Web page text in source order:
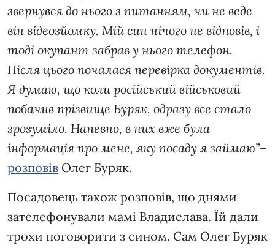
звернувся до нього з питанням, чи не веде
він відеозйомку. Мій син нічого не відповів, і
тоді окупант забрав у нього телефон.
Після цього почалася перевірка документів.
Я думаю, що коли російський військовий
побачив прізвище Буряк, одразу все стало
зрозуміло. Напевно, в них вже була
інформація про мене, яку посаду я займаю”–
розповів Олег Буряк.
Посадовець також розповів, що днями
зателефонували мамі Владислава. Їй дали
трохи поговорити з сином. Сам Олег Буряк